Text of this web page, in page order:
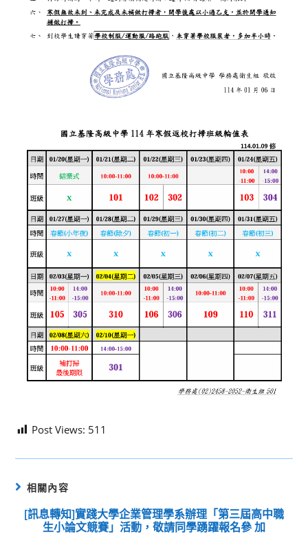
Post Views: 511
相關內容
[訊息轉知]實踐大學企業管理學系辦理「第三屆高中職
生小論文競賽」活動，敬請同學踴躍報名參 加